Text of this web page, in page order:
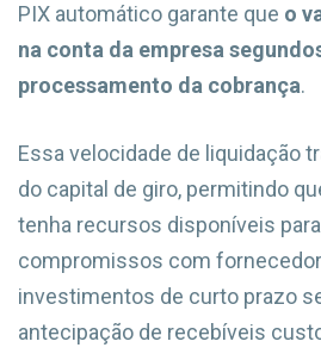
PIX automático garante que o
na conta da empresa
processamento da cobrança.
Essa velocidade de liquidação
do capital de giro, permitindo
tenha recursos disponíveis
compromissos com
investimentos de curto prazo
antecipação de recebíveis